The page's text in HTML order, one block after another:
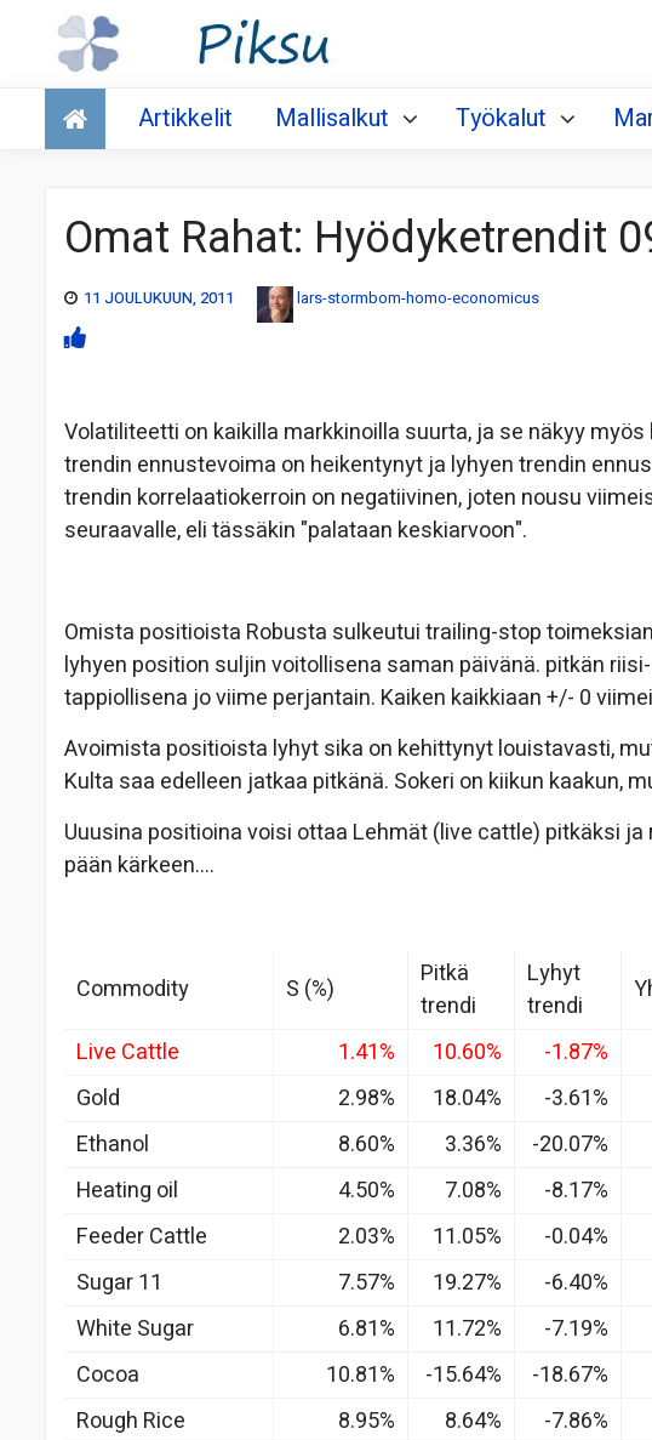
Talous
Artikkelit Mallisalkut Työkalut
Omat Rahat: Hyödyketrendit
11 JOULUKUUN, 2011 lars-stormbom-homo-economicus
Volatiliteetti on kaikilla markkinoilla suurta, ja se näkyy
trendin ennustevoima on heikentynyt ja lyhyen trendin
trendin korrelaatiokerroin on negatiivinen, joten nousu
seuraavalle, eli tässäkin "palataan keskiarvoon".
Omista positioista Robusta sulkeutui trailing-stop
lyhyen position suljin voitollisena saman päivänä. pitkän
tappiollisena jo viime perjantain. Kaiken kaikkiaan +/- 0
Avoimista positioista lyhyt sika on kehittynyt louistavasti,
Kulta saa edelleen jatkaa pitkänä. Sokeri on kiikun kaakun,
Uuusina positioina voisi ottaa Lehmät (live cattle) pitkäksi
pään kärkeen….
Commodity S (%)
Pitkä
trendi
Lyhyt
trendi
Live Cattle
1.41% 10.60% -1.87%
Gold
2.98% 18.04% -3.61%
Ethanol
8.60% 3.36% -20.07%
Heating oil
4.50% 7.08% -8.17%
Feeder Cattle
2.03% 11.05% -0.04%
Sugar 11
7.57% 19.27% -6.40%
White Sugar
6.81% 11.72% -7.19%
Cocoa
10.81% -15.64% -18.67%
Rough Rice
8.95% 8.64% -7.86%